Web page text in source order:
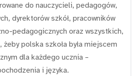
do nauczycieli, pedagogów,
dyrektorów szkół, pracowników
pedagogicznych oraz wszystkich,
polska szkoła była miejscem
dla każdego ucznia –
i języka.